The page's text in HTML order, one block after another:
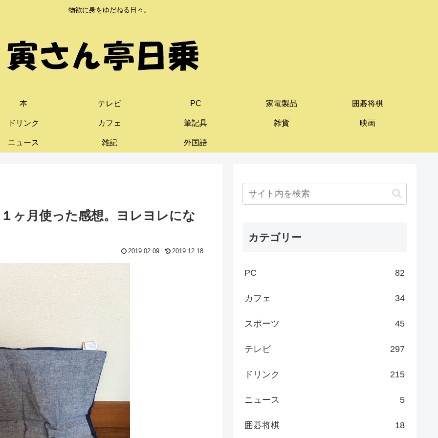
物欲に身をゆだねる日々。
本 テレビ PC 家電製品 囲碁将棋
ドリンク カフェ 筆記具 雑貨 映画
ニュース 雑記 外国語
ヶ月使った感想。ヨレヨレにな
2019.02.09 2019.12.18
カテゴリー
PC 82
カフェ 34
スポーツ 45
テレビ 297
ドリンク 215
ニュース 5
囲碁将棋 18